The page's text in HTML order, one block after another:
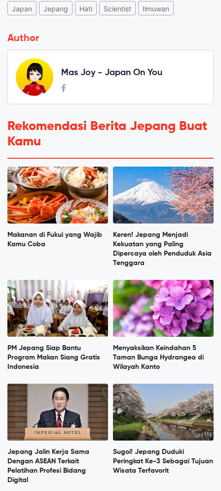
Japan Jepang Hati Scientist Ilmuwan
Author
Mas Joy - Japan On You
Rekomendasi Berita Jepang Buat
Kamu
Makanan di Fukui yang Wajib
Kamu Coba
Keren! Jepang Menjadi
Kekuatan yang Paling
Dipercaya oleh Penduduk Asia
Tenggara
PM Jepang Siap Bantu
Program Makan Siang Gratis
Indonesia
Menyaksikan Keindahan 5
Taman Bunga Hydrangea di
Wilayah Kanto
Jepang Jalin Kerja Sama
Dengan ASEAN Terkait
Pelatihan Profesi Bidang
Digital
Sugoi! Jepang Duduki
Peringkat Ke-3 Sebagai Tujuan
Wisata Terfavorit